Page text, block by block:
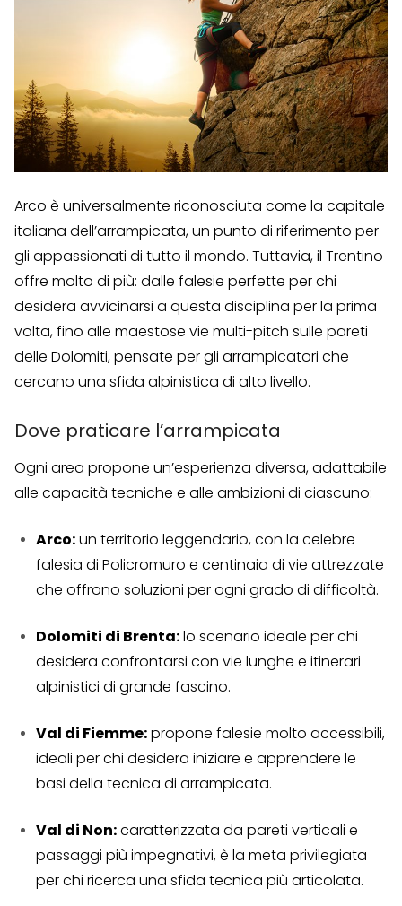
Arco è universalmente riconosciuta come la capitale
italiana dell’arrampicata, un punto di riferimento per
gli appassionati di tutto il mondo. Tuttavia, il Trentino
offre molto di più: dalle falesie perfette per chi
desidera avvicinarsi a questa disciplina per la prima
volta, fino alle maestose vie multi-pitch sulle pareti
delle Dolomiti, pensate per gli arrampicatori che
cercano una sfida alpinistica di alto livello.
Dove praticare l’arrampicata
Ogni area propone un’esperienza diversa, adattabile
alle capacità tecniche e alle ambizioni di ciascuno:
Arco:un territorio leggendario, con la celebre
falesia di Policromuro e centinaia di vie attrezzate
che offrono soluzioni per ogni grado di difficoltà.
Dolomiti di Brenta:lo scenario ideale per chi
desidera confrontarsi con vie lunghe e itinerari
alpinistici di grande fascino.
Val di Fiemme:propone falesie molto accessibili,
ideali per chi desidera iniziare e apprendere le
basi della tecnica di arrampicata.
Val di Non:caratterizzata da pareti verticali e
passaggi più impegnativi, è la meta privilegiata
per chi ricerca una sfida tecnica più articolata.